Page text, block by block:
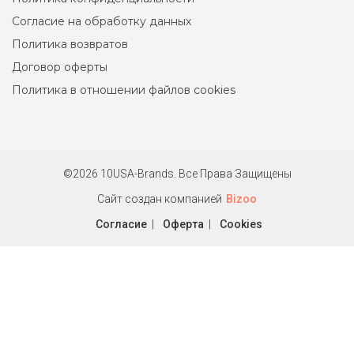
Легкое женское худи DKNY из 100% хлопка. Линейка DKNY
Согласие на обработку данных
Политика возвратов
Договор оферты
Политика в отношении файлов cookies
©2026 10USA-Brands. Все Права Защищены
Сайт создан компанией Bizoo
Согласие
Оферта Cookies